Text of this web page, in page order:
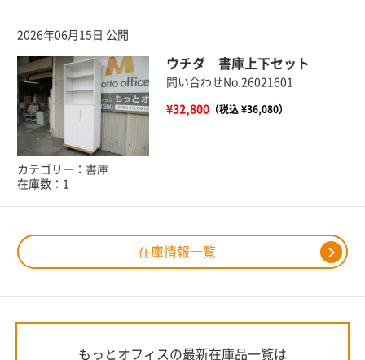
在庫情報一覧
2026年06月15日 公開
ウチダ 書庫上下セット
問い合わせNo.26021601
¥32,800（税込 ¥36,080）
カテゴリー：書庫
在庫数：1
もっとオフィスの最新在庫品一覧は